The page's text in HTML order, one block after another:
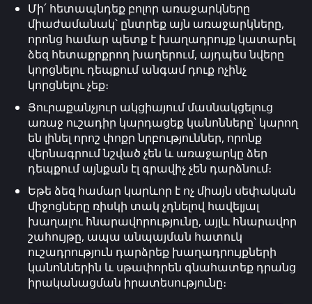
Մի՛ հետապնդեք բոլոր առաջարկները
միաժամանակ՝ ընտրեք այն առաջարկները,
որոնց համար պետք է խաղադրույք կատարել
ձեզ հետաքրքրող խաղերում, այդպես նվերը
կորցնելու դեպքում անգամ դուք ոչինչ
կորցնելու չեք։
Յուրաքանչյուր ակցիայում մասնակցելուց
առաջ ուշադիր կարդացեք կանոնները՝ կարող
են լինել որոշ փոքր նրբություններ, որոնք
վերնագրում նշված չեն և առաջարկը ձեր
դեպքում այնքան էլ գրավիչ չեն դարձնում։
Եթե ձեզ համար կարևոր է ոչ միայն սեփական
միջոցները ռիսկի տակ չդնելով հավելյալ
խաղալու հնարավորությունը, այլև հնարավոր
շահույթը, ապա անպայման հատուկ
ուշադրություն դարձրեք խաղադրույքների
կանոններին և սթափորեն գնահատեք դրանց
իրականացման իրատեսությունը։